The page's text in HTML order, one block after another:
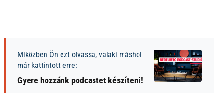
Miközben Ön ezt olvassa, valaki máshol
már kattintott erre:
Gyere hozzánk podcastet készíteni!